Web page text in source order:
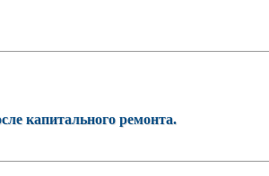
капитального ремонта.